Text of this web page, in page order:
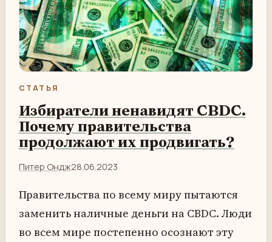
СТАТЬЯ
Избиратели ненавидят CBDC.
Почему правительства
продолжают их продвигать?
Питер Ондж28.06.2023
Правительства по всему миру пытаются
заменить наличные деньги на CBDC. Люди
во всем мире постепенно осознают эту